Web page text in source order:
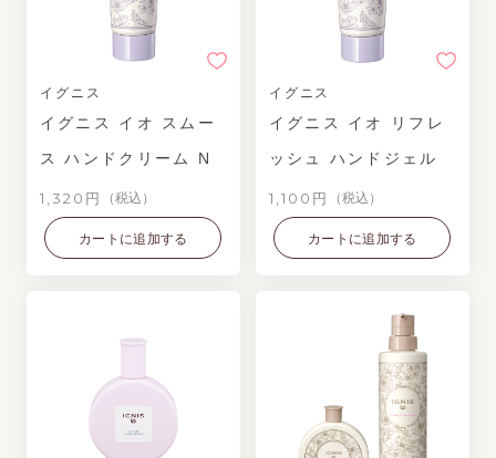
イグニス
イグニス イオ スムー
ス ハンドクリーム N
1,320円 （税込）
カートに追加する
イグニス
イグニス イオ リフレ
ッシュ ハンドジェル
1,100円 （税込）
カートに追加する